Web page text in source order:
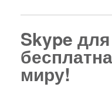
Skype
миру!